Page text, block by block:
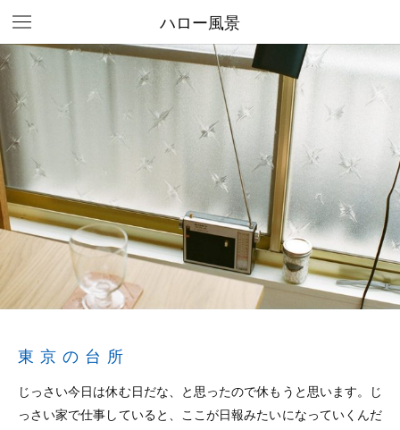
ハロー風景
東京の台所
じっさい今日は休む日だな、と思ったので休もうと思います。じ
っさい家で仕事していると、ここが日報みたいになっていくんだ